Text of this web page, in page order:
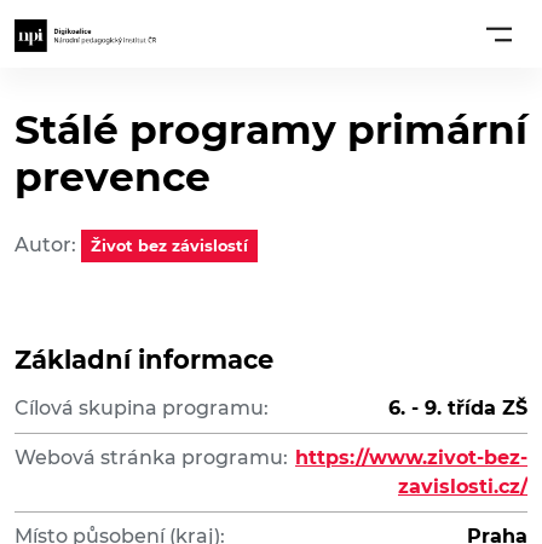
Stálé programy primární
prevence
Autor: Život bez závislostí
Základní informace
Cílová skupina programu: 6. - 9. třída ZŠ
Webová stránka programu: https://www.zivot-bez-
zavislosti.cz/
Místo působení (kraj): Praha